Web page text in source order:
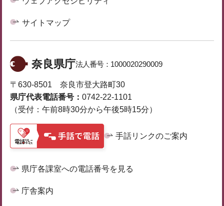
サイトマップ
奈良県庁法人番号： 1000020290009
〒630-8501 奈良市登大路町30
県庁代表電話番号： 0742-22-1101
（受付：午前8時30分から午後5時15分）
手話リンクのご案内
県庁各課室への電話番号を見る
庁舎案内